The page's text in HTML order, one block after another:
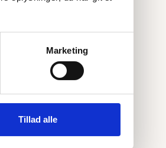
Marketing
Tillad alle